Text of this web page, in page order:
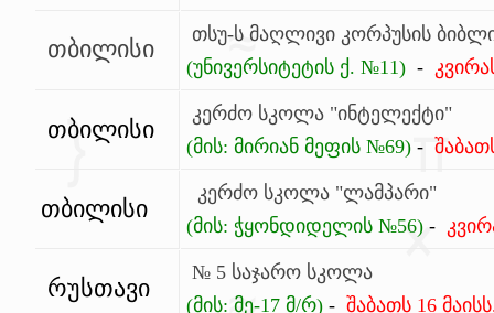
თბილისი
თსუ-ს მაღლივი კორპუსის
(უნივერსიტეტის ქ. №11) -
თბილისი
კერძო სკოლა "ინტელექტი"
(მის: მირიან მეფის №69) -
თბილისი
კერძო სკოლა "ლამპარი"
(მის: ჭყონდიდელის №56) -
რუსთავი
№ 5 საჯარო სკოლა
(მის: მე-17 მ/რ) - შაბათს 16 მაისს